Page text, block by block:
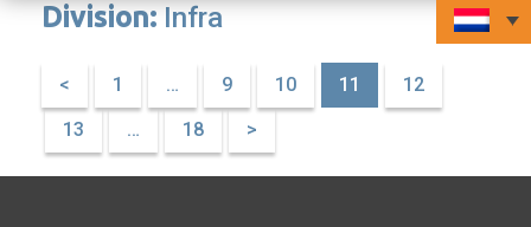
Division: Infra
< 1 … 9 10 11
12
13
… 18 >